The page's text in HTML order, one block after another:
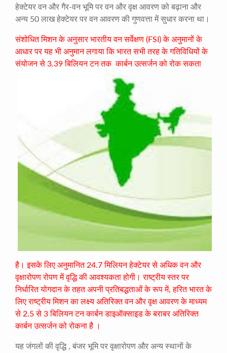
हेक्टेयर वन और गैर-वन भूमि पर वन और वृक्ष आवरण को बढ़ाना और
अन्य 50 लाख हेक्टेयर पर वन आवरण की गुणवत्ता में सुधार करना था।
संशोधित मिशन के अनुसार भारतीय वन सर्वेक्षण (FSI) के अनुमानों के
आधार पर यह भी अनुमान लगाया कि भारत सभी तरह के गतिविधियों के
संयोजन से 3.39 बिलियन टन तक कार्बन उत्सर्जन को रोक सकता
है। इसके लिए अनुमानित 24.7 मिलियन हेक्टेयर से अधिक वन और
वृक्षारोपण रोपण में वृद्धि की आवश्यकता होगी। राष्ट्रीय स्तर पर
निर्धारित योगदान के तहत अपनी प्रतिबद्धताओं के रूप में, हरित भारत के
लिए राष्ट्रीय मिशन का लक्ष्य अतिरिक्त वन और वृक्ष आवरण के माध्यम
से 2.5 से 3 बिलियन टन कार्बन डाइऑक्साइड के बराबर अतिरिक्त
कार्बन उत्सर्जन को रोकना है ।
यह जंगलों की वृद्धि , बंजर भूमि पर वृक्षारोपण और अन्य स्थानों के